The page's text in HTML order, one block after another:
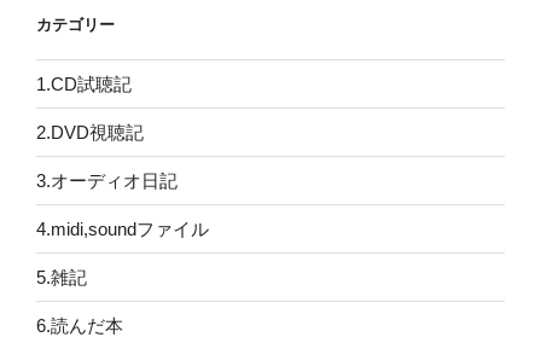
カテゴリー
1.CD試聴記
2.DVD視聴記
3.オーディオ日記
4.midi,soundファイル
5.雑記
6.読んだ本